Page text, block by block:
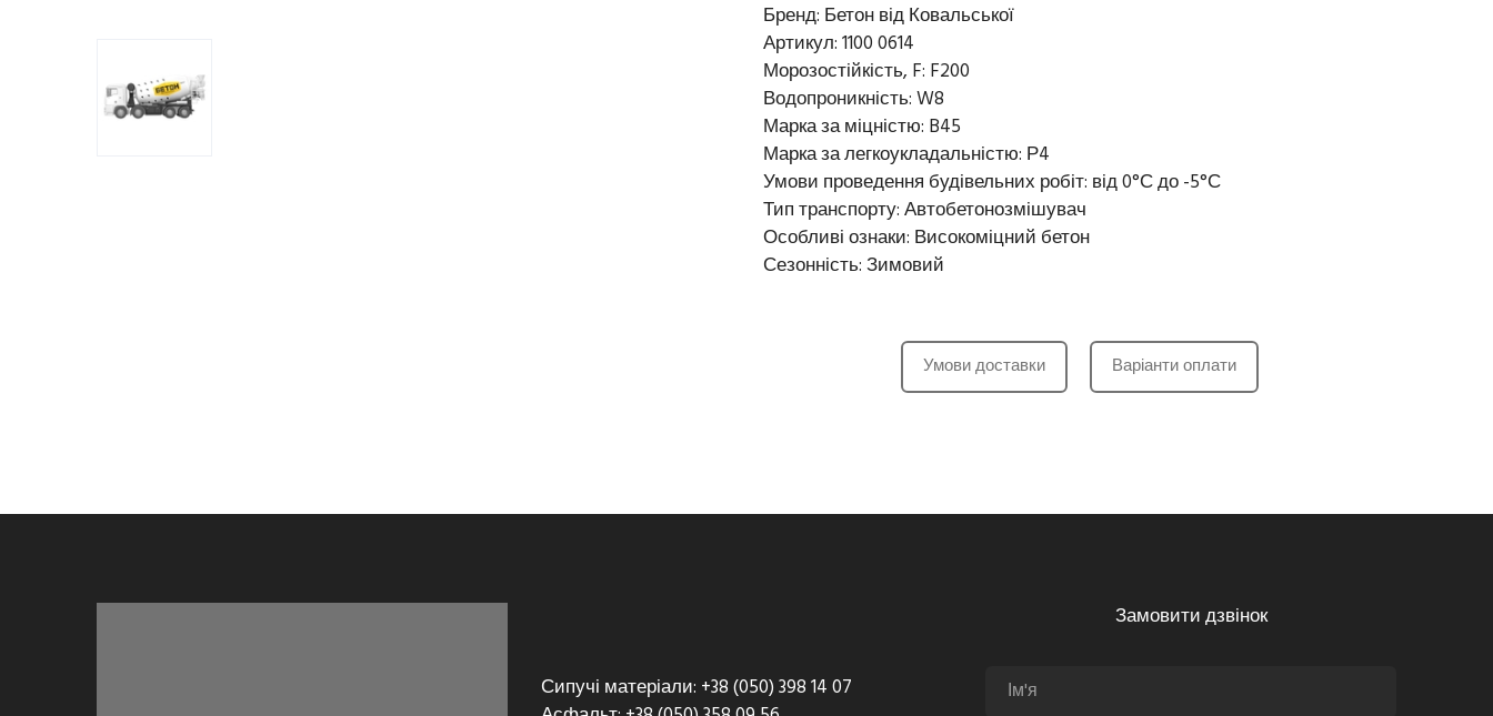
Бренд: Бетон від Ковальської
Артикул: 1100 0614
Морозостійкість, F: F200
Водопроникність: W8
Марка за міцністю: B45
Марка за легкоукладальністю: Р4
Умови проведення будівельних робіт: від 0°С до -5°С
Тип транспорту: Автобетонозмішувач
Особливі ознаки: Високоміцний бетон
Сезонність: Зимовий
Умови доставки Варіанти оплати
Сипучі матеріали: +38 (050) 398 14 07
Замовити дзвінок